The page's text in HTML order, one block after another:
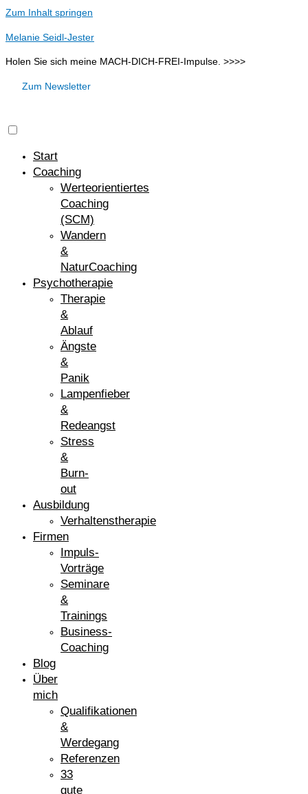
Zum Inhalt springen
Melanie Seidl-Jester
Holen Sie sich meine MACH-DICH-FREI-Impulse. >>>>
Zum Newsletter
Start
Coaching
Werteorientiertes
Coaching
(SCM)
Wandern
&
NaturCoaching
Psychotherapie
Therapie
&
Ablauf
Ängste
&
Panik
Lampenfieber
&
Redeangst
Stress
&
Burn-
out
Ausbildung
Verhaltenstherapie
Firmen
Impuls-
Vorträge
Seminare
&
Trainings
Business-
Coaching
Blog
Über
mich
Qualifikationen
&
Werdegang
Referenzen
33
gute